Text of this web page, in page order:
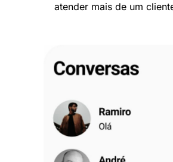
atender mais de um